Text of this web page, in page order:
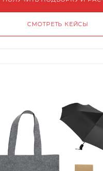
СМОТРЕТЬ КЕЙСЫ